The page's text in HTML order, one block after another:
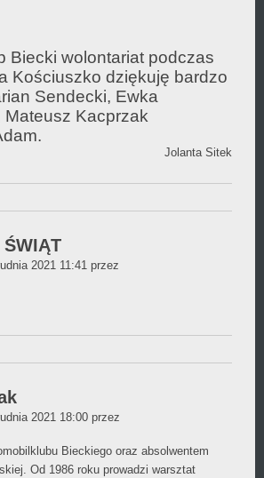
Biecki wolontariat podczas
Kościuszko dziękuję bardzo
Sendecki, Ewka
Mateusz Kacprzak
Jolanta Sitek
ŚWIĄT
2021 11:41 przez
2021 18:00 przez
Bieckiego oraz absolwentem
Od 1986 roku prowadzi warsztat